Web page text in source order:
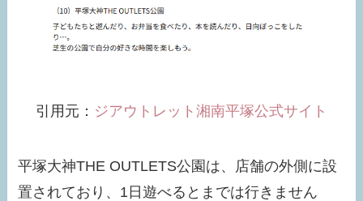
引用元： ジアウトレット湘南平塚公式サイト
平塚大神THE OUTLETS公園は、店舗の外側に設
置されており、1日遊べるとまでは行きません